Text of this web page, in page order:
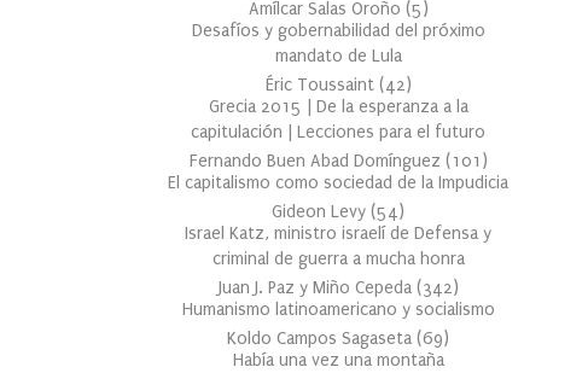
Amílcar Salas Oroño (5)
Desafíos y gobernabilidad del próximo
mandato de Lula
Éric Toussaint (42)
Grecia 2015 | De la esperanza a la
capitulación | Lecciones para el futuro
Fernando Buen Abad Domínguez (101 )
El capitalismo como sociedad de la Impudicia
Gideon Levy (54)
Israel Katz, ministro israelí de Defensa y
criminal de guerra a mucha honra
Juan J. Paz y Miño Cepeda (342)
Humanismo latinoamericano y socialismo
Koldo Campos Sagaseta (69)
Había una vez una montaña